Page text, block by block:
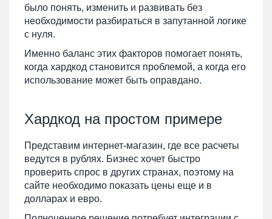
было понять, изменить и развивать без
необходимости разбираться в запутанной логике
с нуля.
Именно баланс этих факторов помогает понять,
когда хардкод становится проблемой, а когда его
использование может быть оправдано.
Хардкод на простом примере
Представим интернет-магазин, где все расчеты
ведутся в рублях. Бизнес хочет быстро
проверить спрос в других странах, поэтому на
сайте необходимо показать цены еще и в
долларах и евро.